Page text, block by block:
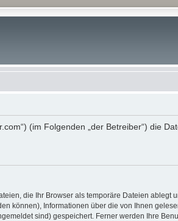
(im Folgenden „der Betreiber“) die
die Ihr Browser als temporäre Dateien ablegt
können), Informationen über die von Ihnen
sind) gespeichert. Ferner werden Ihre